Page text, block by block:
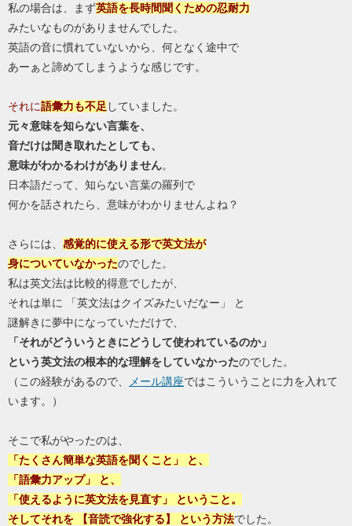
私の場合は、まず英語を長時間聞くための忍耐力
みたいなものがありませんでした。
英語の音に慣れていないから、何となく途中で
あーぁと諦めてしまうような感じです。
それに語彙力も不足 していました。
元々意味を知らない言葉を、
音だけは聞き取れたとしても、
意味がわかるわけがありません。
日本語だって、知らない言葉の羅列で
何かを話されたら、意味がわかりませんよね？
さらには、 感覚的に使える形で英文法が
身についていなかったのでした。
私は英文法は比較的得意でしたが、
それは単に 「英文法はクイズみたいだなー」 と
謎解きに夢中になっていただけで、
「それがどういうときにどうして使われているのか」
という英文法の根本的な理解をしていなかったのでした。
（この経験があるので、
メール講座ではこういうことに力を入れて
います。）
そこで私がやったのは、
「たくさん簡単な英語を聞くこと」 と、
「語彙力アップ」 と、
「使えるように英文法を見直す」 ということ。
そしてそれを 【音読で強化する】 という方法でした。